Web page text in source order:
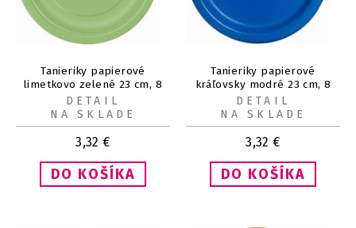
Tanieriky papierové
limetkovo zelené 23 cm, 8
ks
3,32 €
DETAIL
NA SKLADE
Tanieriky papierové
kráľovsky modré 23 cm, 8
ks
3,32 €
DETAIL
NA SKLADE